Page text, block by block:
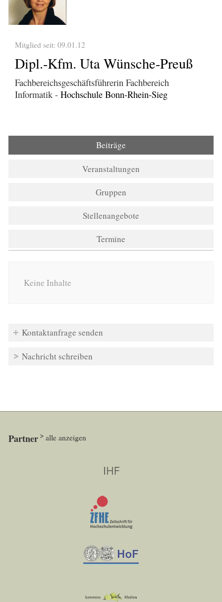
Mitglied seit: 09.01.12
Dipl.-Kfm. Uta Wünsche-Preuß
Fachbereichsgeschäftsführerin Fachbereich
Informatik - Hochschule Bonn-Rhein-Sieg
Beiträge
Veranstaltungen
Gruppen
Stellenangebote
Termine
Keine Inhalte
Kontaktanfrage senden
Nachricht schreiben
Partner alle anzeigen